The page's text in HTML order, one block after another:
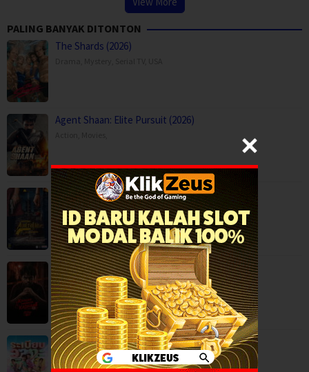
PALING BANYAK DITONTON
The Shards (2026)
Agent Shaan: Elite Pursuit (2026)
Anaganaga Australia Lo (2025)
Crime,Movies,Mystery,Thriller,
Kaalam paranja kadha (2026)
Crime,Movies,Thriller,
Mor Lam Rhythm (2026)
Comedy,Drama Movies,Music,Thailand